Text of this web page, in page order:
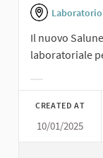
Il nuovo
laboratoriale
CREATED AT
10/01/2025